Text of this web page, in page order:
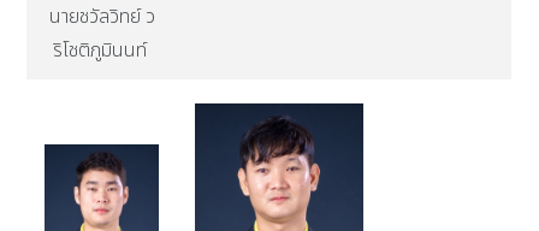
นายชวัลวิทย์ ว
ริโชติภูมินนท์